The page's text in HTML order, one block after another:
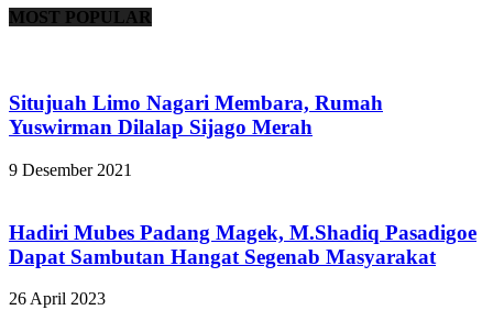
MOST POPULAR
Situjuah Limo Nagari Membara, Rumah
Yuswirman Dilalap Sijago Merah
9 Desember 2021
Hadiri Mubes Padang Magek, M.Shadiq Pasadigoe
Dapat Sambutan Hangat Segenab Masyarakat
26 April 2023